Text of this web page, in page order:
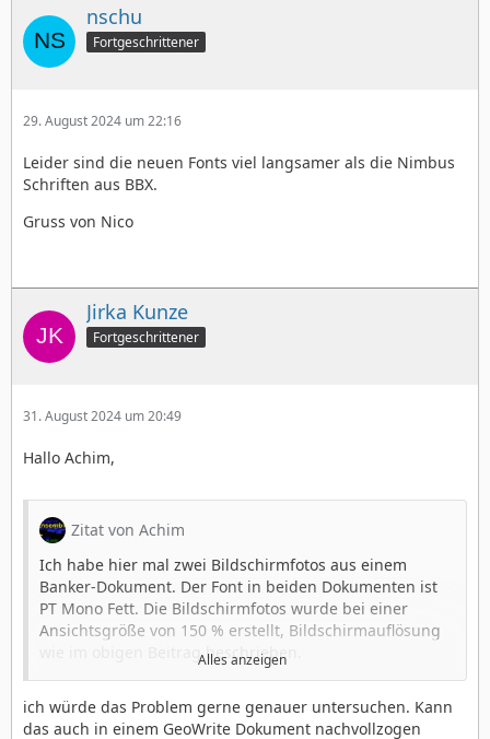
nschu
Fortgeschrittener
29. August 2024 um 22:16
Leider sind die neuen Fonts viel langsamer als die Nimbus
Schriften aus BBX.
Gruss von Nico
Jirka Kunze
Fortgeschrittener
31. August 2024 um 20:49
Hallo Achim,
Zitat von Achim
Ich habe hier mal zwei Bildschirmfotos aus einem
Banker-Dokument. Der Font in beiden Dokumenten ist
PT Mono Fett. Die Bildschirmfotos wurde bei einer
Ansichtsgröße von 150 % erstellt, Bildschirmauflösung
wie im obigen Beitrag beschrieben.
Alles anzeigen
ich würde das Problem gerne genauer untersuchen. Kann
das auch in einem GeoWrite Dokument nachvollzogen